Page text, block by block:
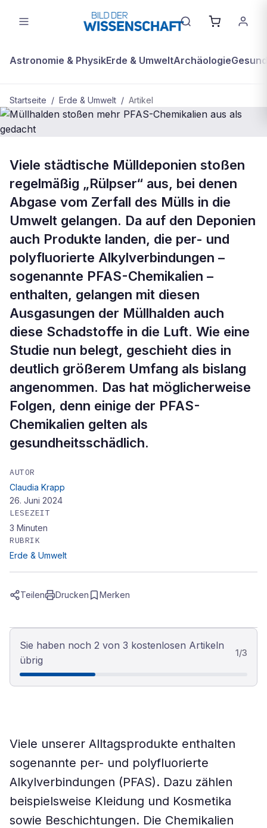
Astronomie & PhysikErde & UmweltArchäologie
Startseite / Erde & Umwelt / Artikel
ERDE & UMWELT
Müllhalden stoßen mehr PFAS-
Chemikalien aus als gedacht
Viele städtische Mülldeponien stoßen
regelmäßig „Rülpser“ aus, bei denen
Abgase vom Zerfall des Mülls in die
Umwelt gelangen. Da auf den Deponien
auch Produkte landen, die per- und
polyfluorierte Alkylverbindungen –
sogenannte PFAS-Chemikalien –
enthalten, gelangen mit diesen
Ausgasungen der Müllhalden auch
diese Schadstoffe in die Luft. Wie eine
Studie nun belegt, geschieht dies in
deutlich größerem Umfang als bislang
angenommen. Das hat möglicherweise
Folgen, denn einige der PFAS-
Chemikalien gelten als
gesundheitsschädlich.
AUTOR
Claudia Krapp
26. Juni 2024
LESEZEIT
3 Minuten
RUBRIK
Erde & Umwelt
Teilen Drucken Merken
Sie haben noch 2 von 3 kostenlosen Artikeln
übrig
1/3
Viele unserer Alltagsprodukte enthalten
sogenannte per- und polyfluorierte
Alkylverbindungen (PFAS). Dazu zählen
beispielsweise Kleidung und Kosmetika
sowie Beschichtungen. Die Chemikalien